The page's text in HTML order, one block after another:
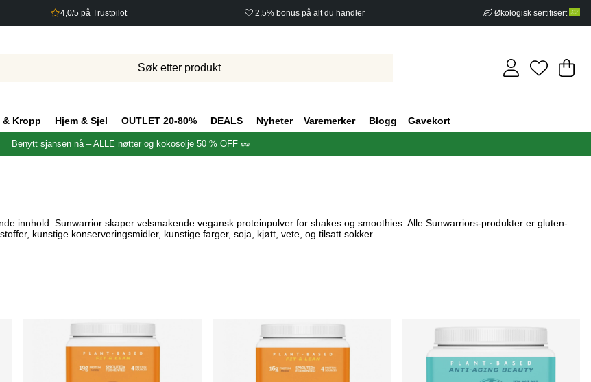
4,0/5 på Trustpilot 2,5% bonus på alt du handler Økologisk sertifisert
.
& Kropp Hjem & Sjel OUTLET 20-80% DEALS Nyheter Varemerker Blogg Gavekort
Benytt sjansen nå – ALLE nøtter og kokosolje 50 % OFF 🥜
innhold Sunwarrior skaper velsmakende vegansk proteinpulver for shakes og smoothies. Alle Sunwarriors-produkter er gluten-
kunstige konserveringsmidler, kunstige farger, soja, kjøtt, vete, og tilsatt sokker.